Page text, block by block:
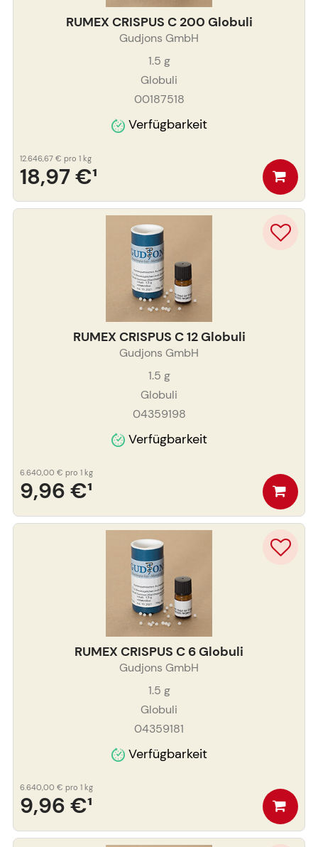
RUMEX CRISPUS C 200 Globuli
Gudjons GmbH
1.5 g
Globuli
00187518
Verfügbarkeit
18,97 €¹
12.646,67 € pro 1 kg
RUMEX CRISPUS C 12 Globuli
Gudjons GmbH
1.5 g
Globuli
04359198
Verfügbarkeit
9,96 €¹
6.640,00 € pro 1 kg
RUMEX CRISPUS C 6 Globuli
Gudjons GmbH
1.5 g
Globuli
04359181
Verfügbarkeit
9,96 €¹
6.640,00 € pro 1 kg